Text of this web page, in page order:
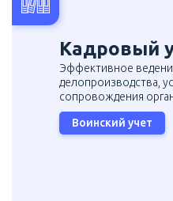
Кадровый
Эффективное
делопроизводства,
сопровождения
Воинский учет